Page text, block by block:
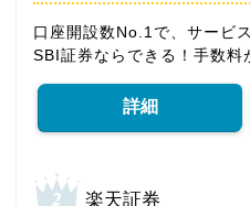
口座開設数No.1で、サービ
SBI証券ならできる！手数料
詳細
楽天証券